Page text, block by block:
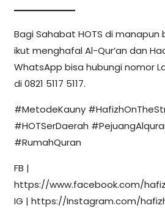
Bagi Sahabat HOTS di
ikut menghafal Al-Qur’an dan
WhatsApp bisa hubungi nomor
di 0821 5117 5117.
#MetodeKauny
#HOTSerDaerah
#RumahQuran
FB |
https://www.facebook.com/
IG | https://Instagram.com/